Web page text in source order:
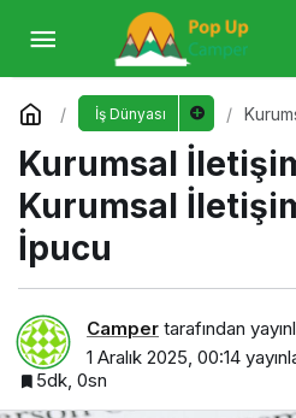
İş Dünyası
İpucu
Kurumsal
Kurumsal
İpucu
Camper tarafından
1 Aralık 2025, 00:14
5dk, 0sn
Kurumsal İletişim
İletişim İçin 10 Altın İpucu
Yorum Yap